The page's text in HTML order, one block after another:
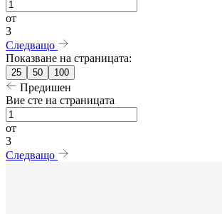
от
3
Следващо
Показване на страницата:
25 50 100
Предишен
Вие сте на страницата
от
3
Следващо